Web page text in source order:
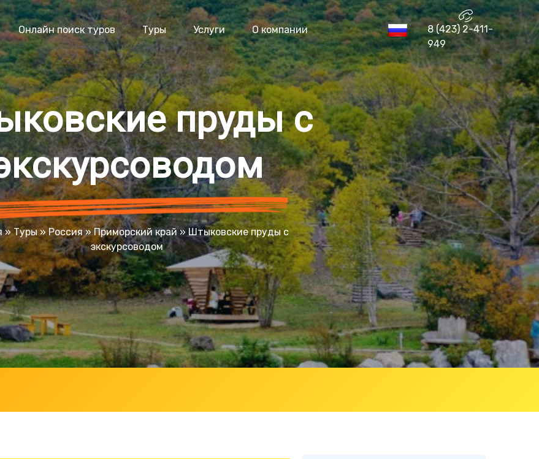
Онлайн поиск туров Туры Услуги О компании
8 (423) 2-411-
949
пруды с
»Туры»Россия»Приморский край» Штыковские пруды с
экскурсоводом